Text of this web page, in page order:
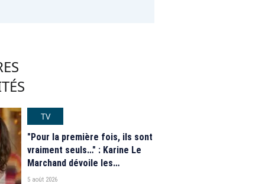
TV
"Pour la première fois, ils sont
vraiment seuls…" : Karine Le
Marchand dévoile les
nouveautés des speed dating
5 août 2026